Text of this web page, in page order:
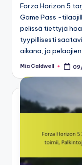
Forza Horizon 5
Game Pass -
pelissä tiettyjä
tyypillisesti
aikana, ja
Posted
Mia Caldwell